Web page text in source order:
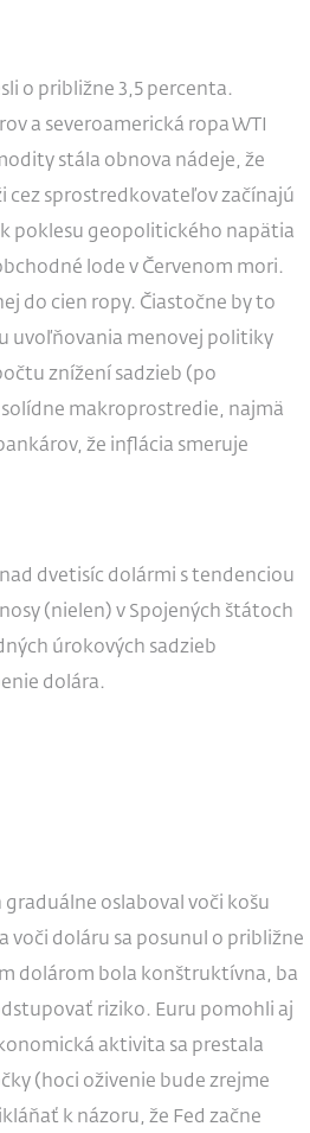
o približne 3,5 percenta.
a severoamerická ropa WTI
stála obnova nádeje, že
cez sprostredkovateľov začínajú
poklesu geopolitického napätia
lode v Červenom mori.
do cien ropy. Čiastočne by to
uvoľňovania menovej politiky
znížení sadzieb (po
makroprostredie, najmä
že inflácia smeruje
dvetisíc dolármi s tendenciou
(nielen) v Spojených štátoch
úrokových sadzieb
dolára.
oslaboval voči košu
voči doláru sa posunul o približne
dolárom bola konštruktívna, ba
riziko. Euru pomohli aj
aktivita sa prestala
(hoci oživenie bude zrejme
k názoru, že Fed začne